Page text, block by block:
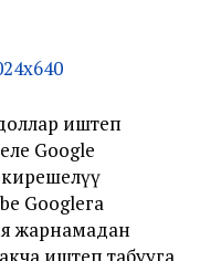
иштеп
Google
Googleга
жарнамадан
иштеп табууга